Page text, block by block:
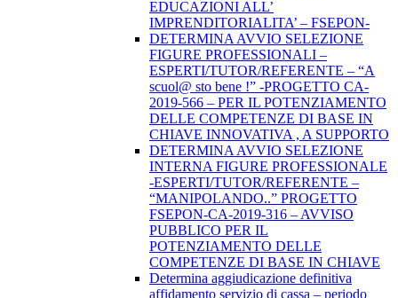
EDUCAZIONI ALL’
IMPRENDITORIALITA’ – FSEPON-
DETERMINA AVVIO SELEZIONE
FIGURE PROFESSIONALI –
ESPERTI/TUTOR/REFERENTE – “A
scuol@ sto bene !” -PROGETTO CA-
2019-566 – PER IL POTENZIAMENTO
DELLE COMPETENZE DI BASE IN
CHIAVE INNOVATIVA , A SUPPORTO
DETERMINA AVVIO SELEZIONE
INTERNA FIGURE PROFESSIONALE
-ESPERTI/TUTOR/REFERENTE –
“MANIPOLANDO..” PROGETTO
FSEPON-CA-2019-316 – AVVISO
PUBBLICO PER IL
POTENZIAMENTO DELLE
COMPETENZE DI BASE IN CHIAVE
Determina aggiudicazione definitiva
affidamento servizio di cassa – periodo